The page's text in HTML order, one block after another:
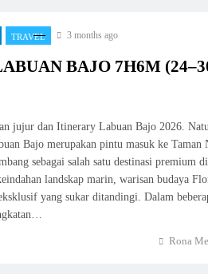
TRAVEL 3 months ago
BAJO 7H6M
jujur dan Itinerary Labuan Bajo 2026.
Bajo merupakan pintu masuk ke Taman
sebagai salah satu destinasi premium
landskap marin, warisan budaya
yang sukar ditandingi. Dalam
Rona